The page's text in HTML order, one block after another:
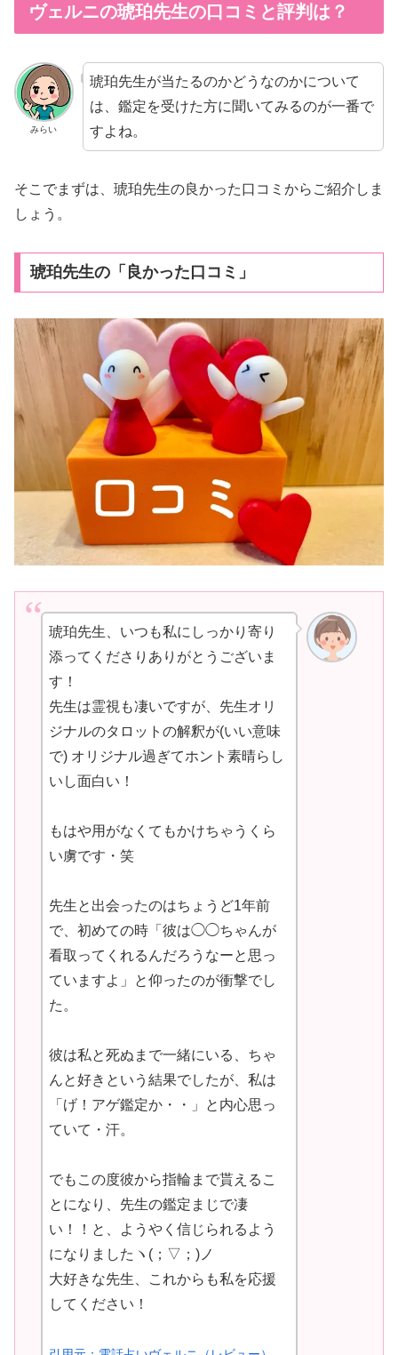
ヴェルニの琥珀先生の口コミと評判は？
みらい
琥珀先生が当たるのかどうなのかについて
は、鑑定を受けた方に聞いてみるのが一番で
すよね。
そこでまずは、琥珀先生の良かった口コミからご紹介しま
しょう。
琥珀先生の「良かった口コミ」
琥珀先生、いつも私にしっかり寄り
添ってくださりありがとうございま
す！
先生は霊視も凄いですが、先生オリ
ジナルのタロットの解釈が(いい意味
で) オリジナル過ぎてホント素晴らし
いし面白い！
もはや用がなくてもかけちゃうくら
い虜です・笑
先生と出会ったのはちょうど1年前
で、初めての時「彼は◯◯ちゃんが
看取ってくれるんだろうなーと思っ
ていますよ」と仰ったのが衝撃でし
た。
彼は私と死ぬまで一緒にいる、ちゃ
んと好きという結果でしたが、私は
「げ！アゲ鑑定か・・」と内心思っ
ていて・汗。
でもこの度彼から指輪まで貰えるこ
とになり、先生の鑑定まじで凄
い！！と、ようやく信じられるよう
になりましたヽ(；▽；)ノ
大好きな先生、これからも私を応援
してください！